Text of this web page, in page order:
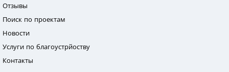
Отзывы
Поиск по проектам
Новости
Услуги по благоустрйоству
Контакты